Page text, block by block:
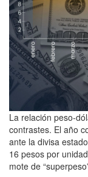
La relación peso-
contrastes. El año
ante la divisa
16 pesos por
mote de